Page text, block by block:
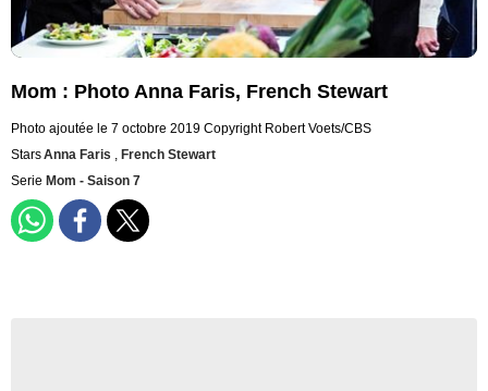
Mom : Photo Anna Faris, French Stewart
Photo ajoutée le 7 octobre 2019 Copyright Robert Voets/CBS
StarsAnna Faris , French Stewart
Serie Mom - Saison 7